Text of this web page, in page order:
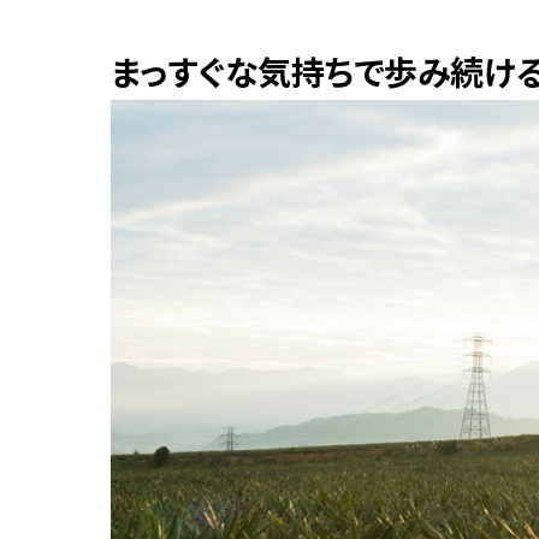
まっすぐな気持ちで歩み続け